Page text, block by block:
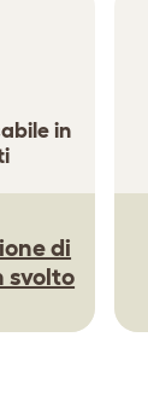
in
di
svolto